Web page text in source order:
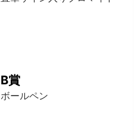
B賞
ボールペン